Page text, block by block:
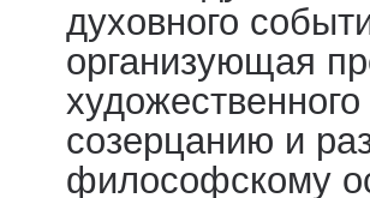
духовного
организующая
созерцанию и
философскому